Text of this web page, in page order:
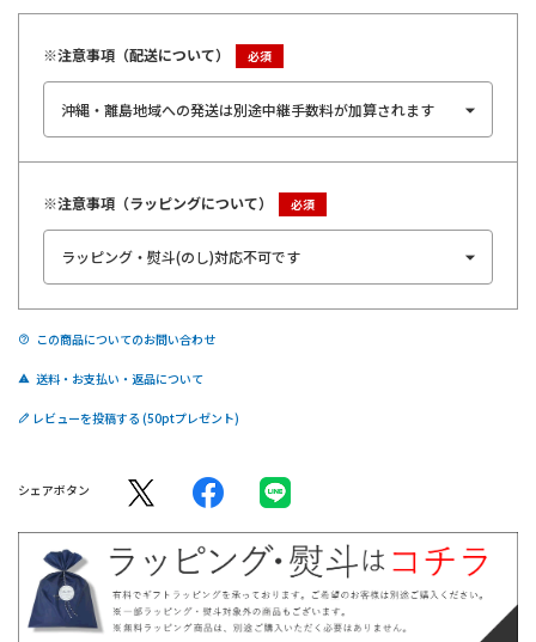
※注意事項（配送について）
※注意事項（ラッピングについて）
この商品についてのお問い合わせ
送料・お支払い・返品について
レビューを投稿する
シェアボタン